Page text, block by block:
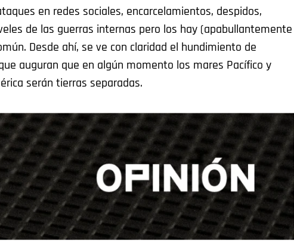
en redes sociales, encarcelamientos, despidos,
de las guerras internas pero los hay (apabullantemente
Desde ahí, se ve con claridad el hundimiento de
auguran que en algún momento los mares Pacífico y
serán tierras separadas.